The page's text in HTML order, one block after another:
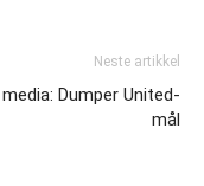
Neste artikkel
Dumper United-
mål